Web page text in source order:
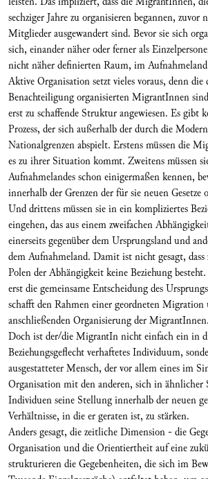
sechziger Jahre zu organisieren begannen, zuvor
Mitglieder ausgewandert sind. Bevor sie sich
sich, einander näher oder ferner als
nicht näher definierten Raum, im
Aktive Organisation setzt vieles voraus, denn
Benachteiligung organisierten MigrantInnen
erst zu schaffende Struktur angewiesen. Es gibt
Prozess, der sich außerhalb der durch die
Nationalgrenzen abspielt. Erstens müssen die
es zu ihrer Situation kommt. Zweitens müssen
Aufnahmelandes schon einigermaßen kennen,
innerhalb der Grenzen der für sie neuen Gesetze
Und drittens müssen sie in ein kompliziertes
eingehen, das aus einem zweifachen
einerseits gegenüber dem Ursprungsland und
dem Aufnahmeland. Damit ist nicht gesagt, dass
Polen der Abhängigkeit keine Beziehung
erst die gemeinsame Entscheidung des
schafft den Rahmen einer geordneten Migration
anschließenden Organisierung der MigrantInnen.
Doch ist der/die MigrantIn nicht einfach ein in
Beziehungsgeflecht verhaftetes Individuum,
ausgestatteter Mensch, der vor allem eines im
Organisation mit den anderen, sich in
Individuen seine Stellung innerhalb der neuen
Verhältnisse, in die er geraten ist, zu stärken.
Anders gesagt, die zeitliche Dimension - die
Organisation und die Orientiertheit auf eine
strukturieren die Gegebenheiten, die sich im